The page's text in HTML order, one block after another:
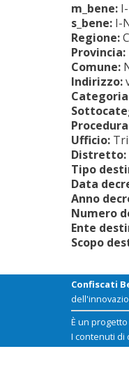
m_bene:
s_bene: I-
Regione:
Provincia:
Comune:
Indirizzo:
Ufficio:
Distretto:
Tipo
Data
Anno
Numero
Ente
Scopo
Confiscati
È un
I contenuti di